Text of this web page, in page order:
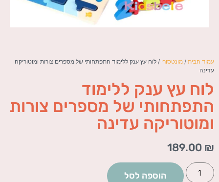
עמוד הבית / מונטסורי / לוח עץ ענק ללימוד התפתחותי של מספרים צורות ומוטוריקה
עדינה
לוח עץ ענק ללימוד
התפתחותי של מספרים צורות
ומוטוריקה עדינה
189.00 ₪
הוספה לסל